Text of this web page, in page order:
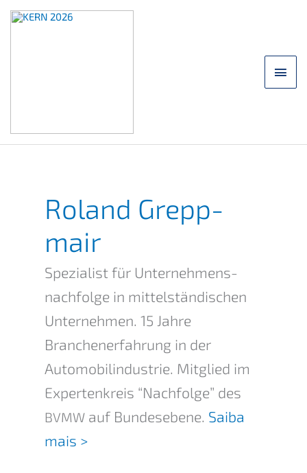
para
Roland Grepp­
mair
Spezia­list für Unternehmens­
nachfolge in mittel­stän­di­schen
Unter­neh­men. 15 Jahre
Branchen­er­fah­rung in der
Automo­bil­in­dus­trie. Mitglied im
Exper­ten­kreis “Nachfol­ge” des
BVMW auf Bundes­ebe­ne. Saiba
mais >